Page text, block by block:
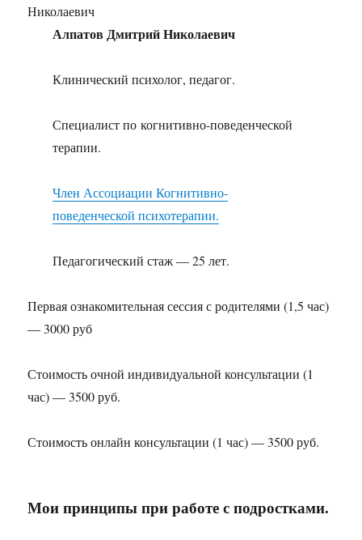
Алпатов Дмитрий Николаевич
Клинический психолог, педагог.
Специалист по когнитивно-поведенческой
терапии.
Член Ассоциации Когнитивно-
поведенческой психотерапии.
Педагогический стаж — 25 лет.
Первая ознакомительная сессия с родителями (1,5 час)
— 3000 руб
Стоимость очной индивидуальной консультации (1
час) — 3500 руб.
Стоимость онлайн консультации (1 час) — 3500 руб.
Мои принципы при работе с подростками.